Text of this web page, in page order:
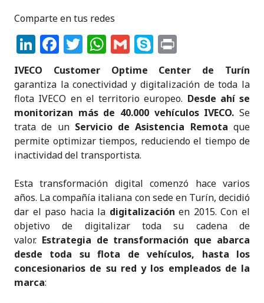
Comparte en tus redes
Li
n
k
e
dI
n
F
a
c
e
b
o
o
k
T
w
it
te
r
W
h
a
ts
A
p
p
G
m
ai
l
S
k
y
p
e
ri
n
t
IVECO Customer Optime Center de Turín
garantiza la conectividad y digitalización de toda la
flota IVECO en el territorio europeo. Desde ahí se
monitorizan más de 40.000 vehículos IVECO. Se
trata de un Servicio de Asistencia Remota que
permite optimizar tiempos, reduciendo el tiempo de
inactividad del transportista.
Esta transformación digital comenzó hace varios
años. La compañía italiana con sede en Turín, decidió
dar el paso hacia la digitalización en 2015. Con el
objetivo de digitalizar toda su cadena de
valor. Estrategia de transformación que abarca
desde toda su flota de vehículos, hasta los
concesionarios de su red y los empleados de la
marca: